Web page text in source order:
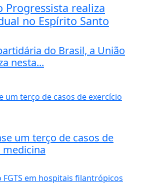
Progressista realiza
no Espírito Santo
do Brasil, a União
nesta...
um terço de casos de
medicina